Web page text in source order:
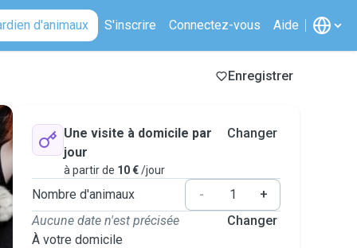
d'animaux S'inscrire Connectez-vous Aide
Enregistrer
Une visite à domicile par
jour
à partir de 10 €/jour
Changer
Nombre d'animaux -
+
Aucune date n'est précisée
À votre domicile
Changer